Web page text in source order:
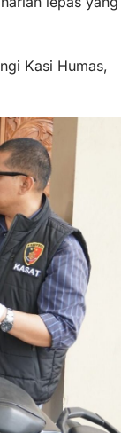
Kasi Humas,